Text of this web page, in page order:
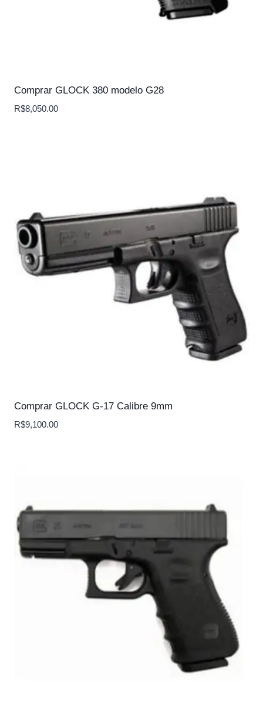
Comprar GLOCK 380 modelo G28
R$8,050.00
Comprar GLOCK G-17 Calibre 9mm
R$9,100.00